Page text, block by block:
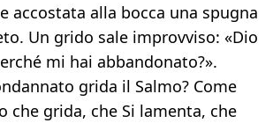
accostata alla bocca una spugna
Un grido sale improvviso: «Dio
mi hai abbandonato?».
grida il Salmo? Come
che grida, che Si lamenta, che